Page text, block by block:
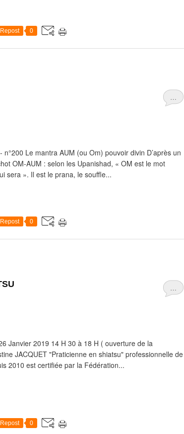
Repost 0
…
Le mantra AUM (ou Om) pouvoir divin D’après un
OM-AUM : selon les Upanishad, « OM est le mot
sera ». Il est le prana, le souffle...
Repost 0
…
Janvier 2019 14 H 30 à 18 H ( ouverture de la
JACQUET "Praticienne en shiatsu" professionnelle de
2010 est certifiée par la Fédération...
Repost 0